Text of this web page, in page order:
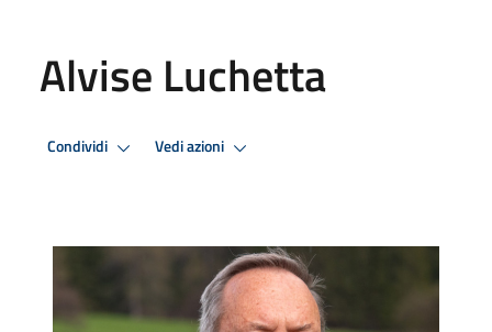
Alvise Luchetta
Condividi Vedi azioni